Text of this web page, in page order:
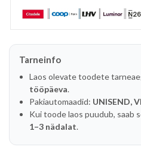
Tarneinfo
Laos olevate toodete
tööpäeva.
Pakiautomaadid: UNISEND,
Kui toode laos puudub, saab
1–3 nädalat.